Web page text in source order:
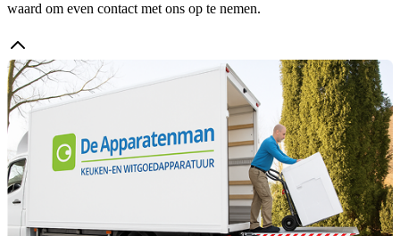
waard om even contact met ons op te nemen.